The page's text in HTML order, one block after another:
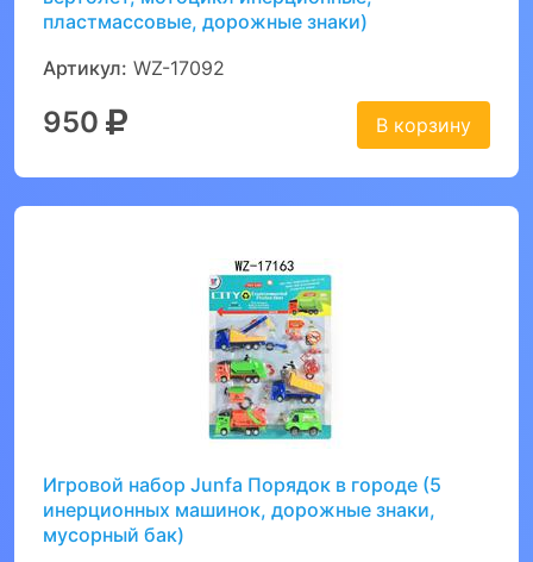
пластмассовые, дорожные знаки)
Артикул: WZ-17092
950 В корзину
Игровой набор Junfa Порядок в городе (5
инерционных машинок, дорожные знаки,
мусорный бак)